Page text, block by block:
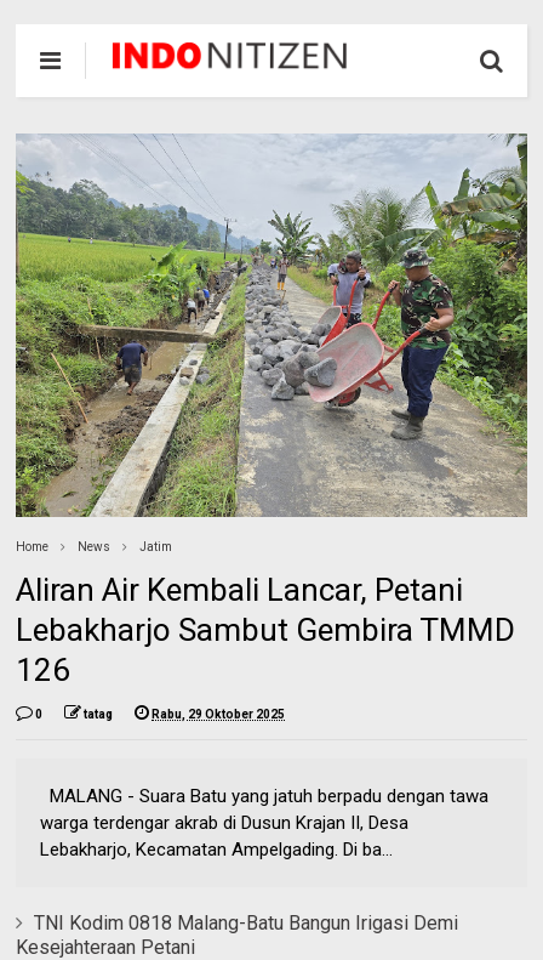
Home News Jatim
Aliran Air Kembali Lancar, Petani
Lebakharjo Sambut Gembira TMMD
126
0 tatag Rabu, 29 Oktober 2025
MALANG - Suara Batu yang jatuh berpadu dengan tawa
warga terdengar akrab di Dusun Krajan II, Desa
Lebakharjo, Kecamatan Ampelgading. Di ba...
TNI Kodim 0818 Malang-Batu Bangun Irigasi Demi
Kesejahteraan Petani